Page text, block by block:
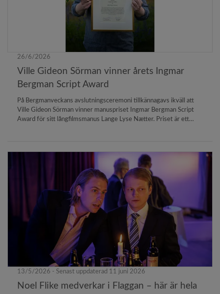
26/6/2026
Ville Gideon Sörman vinner årets Ingmar
Bergman Script Award
På Bergmanveckans avslutningsceremoni tillkännagavs ikväll att
Ville Gideon Sörman vinner manuspriset Ingmar Bergman Script
Award för sitt långfilmsmanus Lange Lyse Nætter. Priset är ett
13/5/2026 - Senast uppdaterad 11 juni 2026
Noel Flike medverkar i Flaggan – här är hela